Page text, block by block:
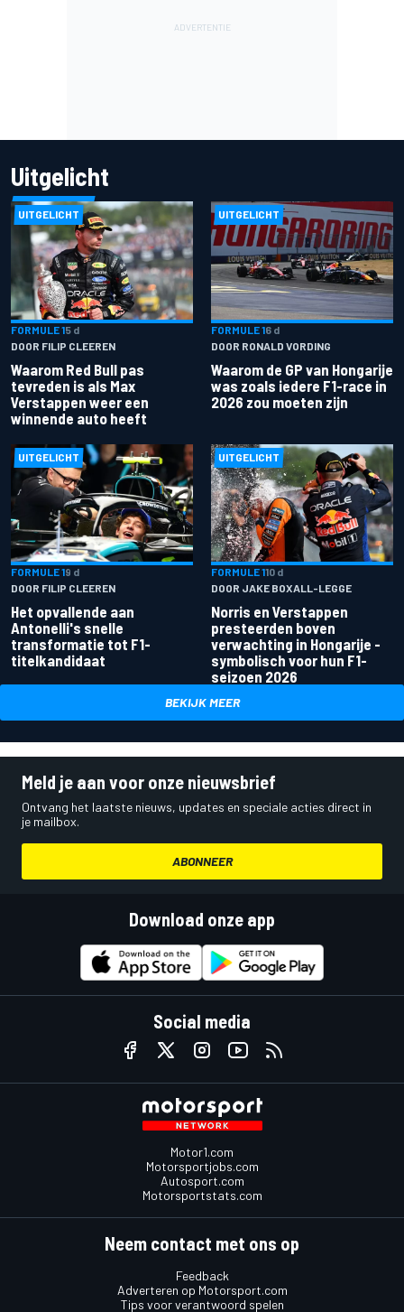
Uitgelicht
UITGELICHT
FORMULE 15 d
DOOR FILIP CLEEREN
Waarom Red Bull pas
tevreden is als Max
Verstappen weer een
winnende auto heeft
UITGELICHT
FORMULE 16 d
DOOR RONALD VORDING
Waarom de GP van Hongarije
was zoals iedere F1-race in
2026 zou moeten zijn
UITGELICHT
FORMULE 19 d
DOOR FILIP CLEEREN
Het opvallende aan
Antonelli's snelle
transformatie tot F1-
titelkandidaat
UITGELICHT
FORMULE 110 d
DOOR JAKE BOXALL-LEGGE
Norris en Verstappen
presteerden boven
verwachting in Hongarije -
symbolisch voor hun F1-
seizoen 2026
BEKIJK MEER
Meld je aan voor onze nieuwsbrief
Ontvang het laatste nieuws, updates en speciale acties direct in
je mailbox.
ABONNEER
Download onze app
Social media
Motor1.com
Motorsportjobs.com
Autosport.com
Motorsportstats.com
Neem contact met ons op
Feedback
Adverteren op Motorsport.com
Tips voor verantwoord spelen